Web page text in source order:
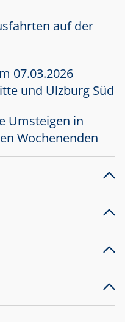
auf der
07.03.2026
und Ulzburg Süd
Umsteigen in
Wochenenden
am
der Bahnstraße in
den